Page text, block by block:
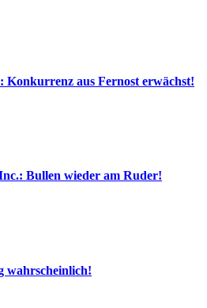
aus Fernost erwächst!
Bullen wieder am Ruder!
wahrscheinlich!